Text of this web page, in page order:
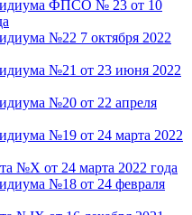
ФПСО № 23 от 10
№22 7 октября 2022
№21 от 23 июня 2022
№20 от 22 апреля
№19 от 24 марта 2022
№X от 24 марта 2022 года
№18 от 24 февраля